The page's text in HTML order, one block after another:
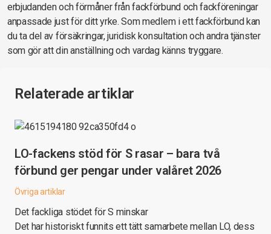
erbjudanden och förmåner från fackförbund och fackföreningar
anpassade just för ditt yrke. Som medlem i ett fackförbund kan
du ta del av försäkringar, juridisk konsultation och andra tjänster
som gör att din anställning och vardag känns tryggare.
Relaterade artiklar
LO-fackens stöd för S rasar – bara två
förbund ger pengar under valåret 2026
Övriga artiklar
Det fackliga stödet för S minskar
Det har historiskt funnits ett tätt samarbete mellan LO, dess